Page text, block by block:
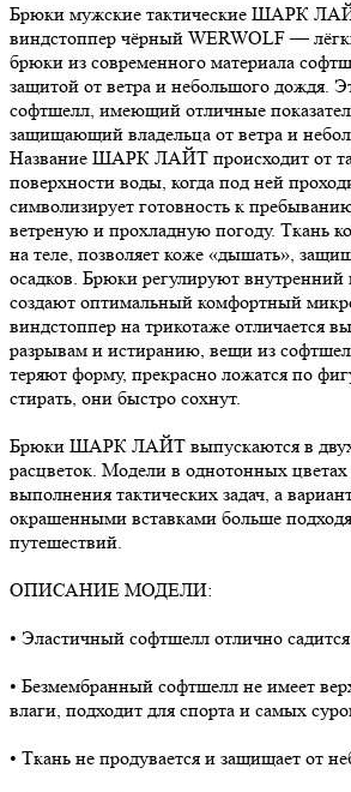
Брюки мужские тактические ШАРК
виндстоппер чёрный WERWOLF —
брюки из современного материала
защитой от ветра и небольшого дождя.
софтшелл, имеющий отличные
защищающий владельца от ветра и
Название ШАРК ЛАЙТ происходит от
поверхности воды, когда под ней
символизирует готовность к
ветреную и прохладную погоду. Ткань
на теле, позволяет коже «дышать»,
осадков. Брюки регулируют внутренний
создают оптимальный комфортный
виндстоппер на трикотаже отличается
разрывам и истиранию, вещи из
теряют форму, прекрасно ложатся по
стирать, они быстро сохнут.
Брюки ШАРК ЛАЙТ выпускаются в двух
расцветок. Модели в однотонных
выполнения тактических задач, а
окрашенными вставками больше
путешествий.
ОПИСАНИЕ МОДЕЛИ:
• Эластичный софтшелл отлично
• Безмембранный софтшелл не имеет
влаги, подходит для спорта и самых
• Ткань не продувается и защищает от